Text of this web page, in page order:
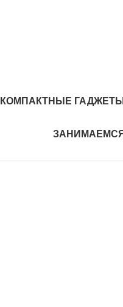
КОМПАКТНЫЕ